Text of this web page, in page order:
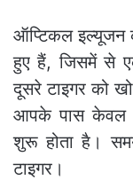
ऑप्टिकल इल्यूजन
हुए हैं, जिसमें से
दूसरे टाइगर को
आपके पास केवल
शुरू होता है।
टाइगर।